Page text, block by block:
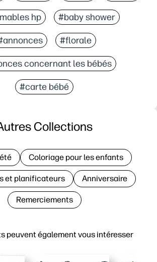
hp #baby shower
#florale
concernant les bébés
#carte bébé
peuvent également vous intéresser
Collections
Coloriage pour les enfants
et planificateurs Anniversaire
Remerciements